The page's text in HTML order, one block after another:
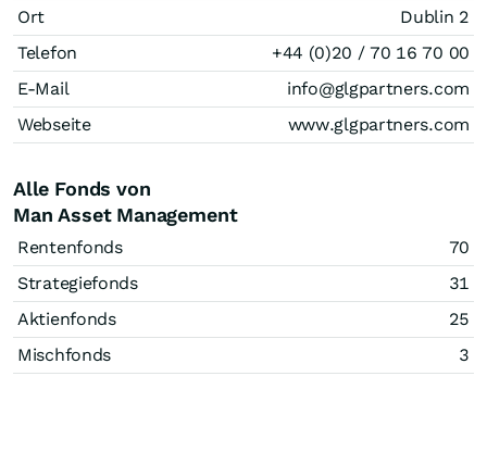
Ort
Dublin 2
Telefon
+44 (0)20 / 70 16 70 00
E-Mail
info@glgpartners.com
Webseite
www.glgpartners.com
Alle Fonds von
Man Asset Management
Rentenfonds
70
Strategiefonds
31
Aktienfonds
25
Mischfonds
3